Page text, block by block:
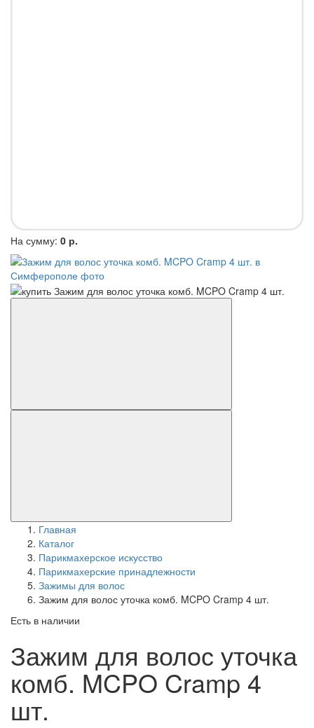
На сумму: 0 р.
Главная
Каталог
Парикмахерское искусство
Парикмахерские принадлежности
Зажимы для волос
Зажим для волос уточка комб. MCPO Cramp 4 шт.
Есть в наличии
Зажим для волос уточка
комб. MCPO Cramp 4
шт.